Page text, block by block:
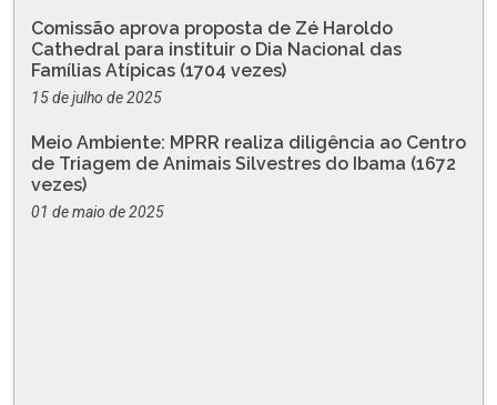
Comissão aprova proposta de Zé Haroldo
Cathedral para instituir o Dia Nacional das
Famílias Atípicas (1704 vezes)
15 de julho de 2025
Meio Ambiente: MPRR realiza diligência ao Centro
de Triagem de Animais Silvestres do Ibama (1672
vezes)
01 de maio de 2025